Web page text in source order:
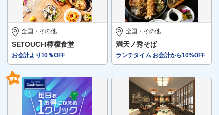
全国・その他
SETOUCHI檸檬食堂
お会計より10％OFF
全国・その他
満天ノ秀そば
ランチタイム お会計から10%OFF